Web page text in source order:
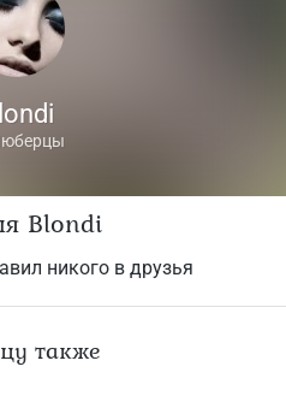
Blondi
никого в друзья
также